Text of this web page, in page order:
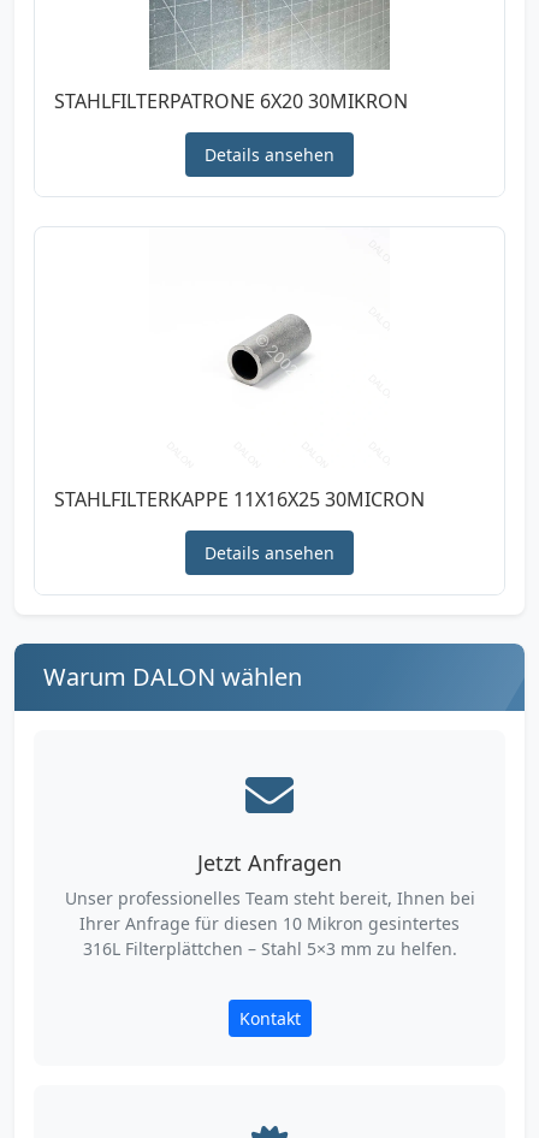
STAHLFILTERPATRONE 6X20 30MIKRON
Details ansehen
STAHLFILTERKAPPE 11X16X25 30MICRON
Details ansehen
Warum DALON wählen
Jetzt Anfragen
Unser professionelles Team steht bereit, Ihnen bei
Ihrer Anfrage für diesen 10 Mikron gesintertes
316L Filterplättchen – Stahl 5×3 mm zu helfen.
Kontakt